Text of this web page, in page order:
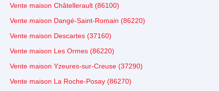
Vente maison Châtellerault (86100)
Vente maison Dangé-Saint-Romain (86220)
Vente maison Descartes (37160)
Vente maison Les Ormes (86220)
Vente maison Yzeures-sur-Creuse (37290)
Vente maison La Roche-Posay (86270)